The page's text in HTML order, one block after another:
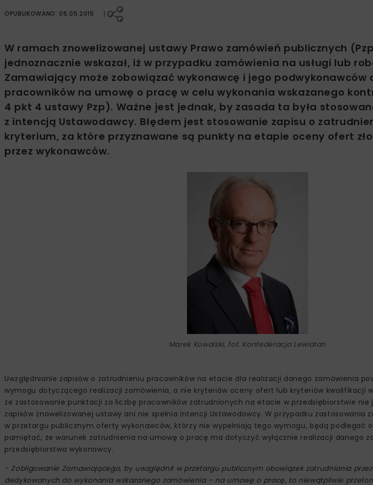
OPUBLIKOWANO: 05.05.2015
W ramach znowelizowanej ustawy Prawo zamówień publicznych
jednoznacznie wskazał, iż w przypadku zamówienia na usługi lub
Zamawiający może zobowiązać wykonawcę i jego podwykonawców
pracowników na umowę o pracę w celu wykonania wskazanego
4 pkt 4 ustawy Pzp). Ważne jest jednak, by zasada ta była
z intencją Ustawodawcy. Błędem jest stosowanie zapisu o
kryterium, za które przyznawane są punkty na etapie oceny ofert
przez wykonawców.
Marek Kowalski, fot. Konfederacja Lewiatan
Uwzględnianie zapisów o zatrudnieniu pracowników na etacie dla realizacji danego zamówienia
wymogu dotyczącego realizacji zamówienia, a nie kryteriów oceny ofert lub kryteriów kwalifikacji
że zastosowanie punktacji za liczbę pracowników zatrudnionych na etacie w przedsiębiorstwie nie
zapisów znowelizowanej ustawy ani nie spełnia intencji Ustawodawcy. W przypadku zastosowania
w przetargu publicznym oferty wykonawców, którzy nie wypełniają tego wymogu, będą podlegać
pamiętać, że warunek zatrudnienia na umowę o pracę ma dotyczyć wyłącznie realizacji danego
przedsiębiorstwa wykonawcy.
- Zobligowanie Zamawiającego, by uwzględnił w przetargu publicznym obowiązek zatrudniania
dedykowanych do wykonania wskazanego zamówienia – na umowę o pracę, to niewątpliwie